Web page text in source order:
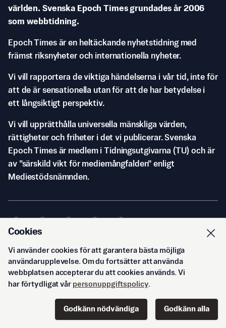
världen. Svenska Epoch Times grundades år 2006
som webbtidning.
Epoch Times är en heltäckande nyhetstidning med
främst riksnyheter och internationella nyheter.
Vi vill rapportera de viktiga händelserna i vår tid, inte för
att de är sensationella utan för att de har betydelse i
ett långsiktigt perspektiv.
Vi vill upprätthålla universella mänskliga värden,
rättigheter och friheter i det vi publicerar. Svenska
Epoch Times är medlem i Tidningsutgivarna (TU) och är
av ”särskild vikt för mediemångfalden” enligt
Mediestödsnämnden.
© Svenska Epoch Times AB2026
Cookies
Vi använder cookies för att garantera bästa möjliga
användarupplevelse. Om du fortsätter att använda
webbplatsen accepterar du att cookies används. Vi
har förtydligat vår personuppgiftspolicy.
Godkänn nödvändiga Godkänn alla